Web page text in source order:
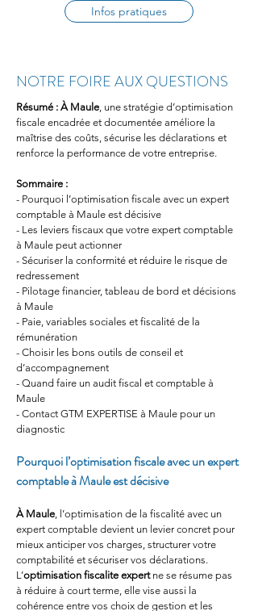
Infos pratiques
NOTRE FOIRE AUX QUESTIONS
Résumé : À Maule, une stratégie d’optimisation
fiscale encadrée et documentée améliore la
maîtrise des coûts, sécurise les déclarations et
renforce la performance de votre entreprise.
Sommaire :
- Pourquoi l’optimisation fiscale avec un expert
comptable à Maule est décisive
- Les leviers fiscaux que votre expert comptable
à Maule peut actionner
- Sécuriser la conformité et réduire le risque de
redressement
- Pilotage financier, tableau de bord et décisions
à Maule
- Paie, variables sociales et fiscalité de la
rémunération
- Choisir les bons outils de conseil et
d’accompagnement
- Quand faire un audit fiscal et comptable à
Maule
- Contact GTM EXPERTISE à Maule pour un
diagnostic
Pourquoi l’optimisation fiscale avec un expert
comptable à Maule est décisive
À Maule, l’optimisation de la fiscalité avec un
expert comptable devient un levier concret pour
mieux anticiper vos charges, structurer votre
comptabilité et sécuriser vos déclarations.
L’optimisation fiscalite expert ne se résume pas
à réduire à court terme, elle vise aussi la
cohérence entre vos choix de gestion et les